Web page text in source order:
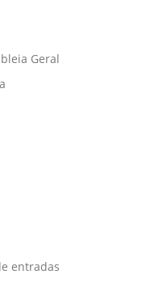
Geral
entradas